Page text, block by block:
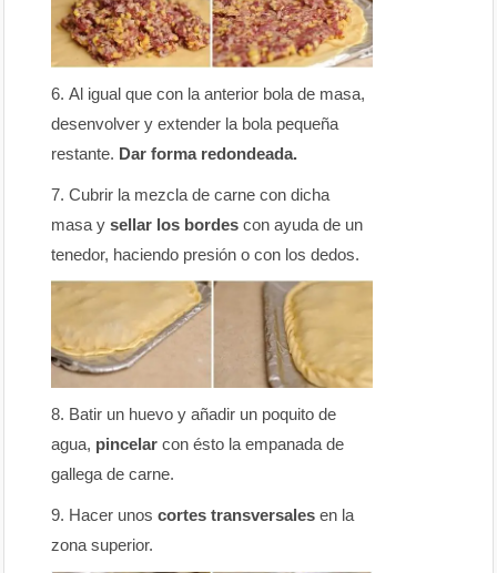
Al igual que con la anterior bola de masa,
desenvolver y extender la bola pequeña
restante. Dar forma redondeada.
Cubrir la mezcla de carne con dicha
masa y sellar los bordes con ayuda de un
tenedor, haciendo presión o con los dedos.
Batir un huevo y añadir un poquito de
agua, pincelar con ésto la empanada de
gallega de carne.
Hacer unoscortes transversales en la
zona superior.